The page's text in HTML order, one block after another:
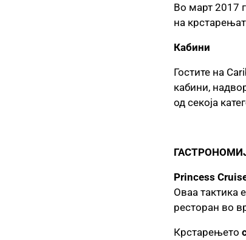
Во март 2017
на
Кабини
Гостите на
кабини,
од секоја
Princess
Оваа тактика
ресторан во
Крстарењето